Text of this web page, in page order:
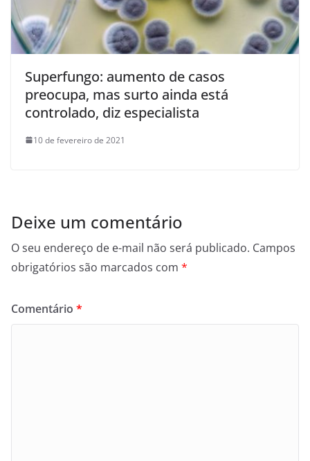
Superfungo: aumento de casos
preocupa, mas surto ainda está
controlado, diz especialista
10 de fevereiro de 2021
Deixe um comentário
O seu endereço de e-mail não será publicado. Campos
obrigatórios são marcados com *
Comentário *